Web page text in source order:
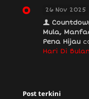
26 Nov 2025
Mula,
Pena Hijau
Hari Di
Post terkini